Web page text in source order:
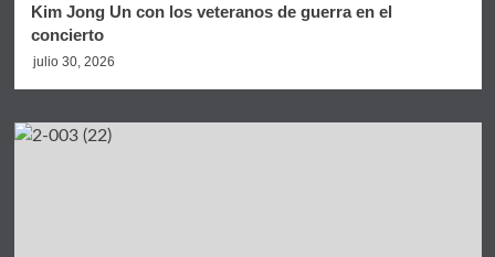
Kim Jong Un con los veteranos de guerra en el
concierto
julio 30, 2026